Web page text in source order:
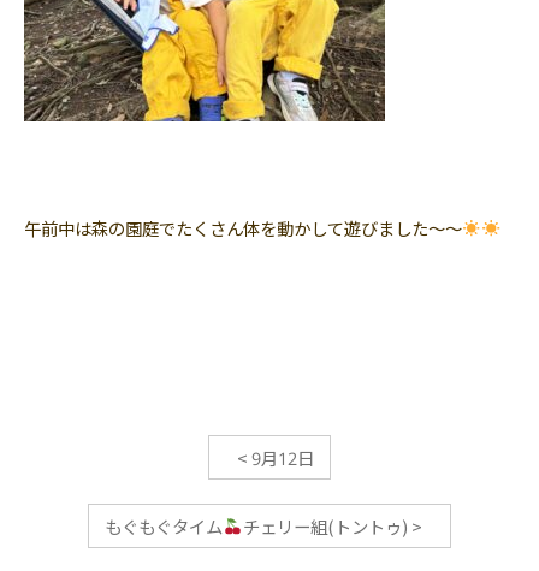
午前中は森の園庭でたくさん体を動かして遊びました〜〜
<9月12日
もぐもぐタイム チェリー組(トントゥ) >